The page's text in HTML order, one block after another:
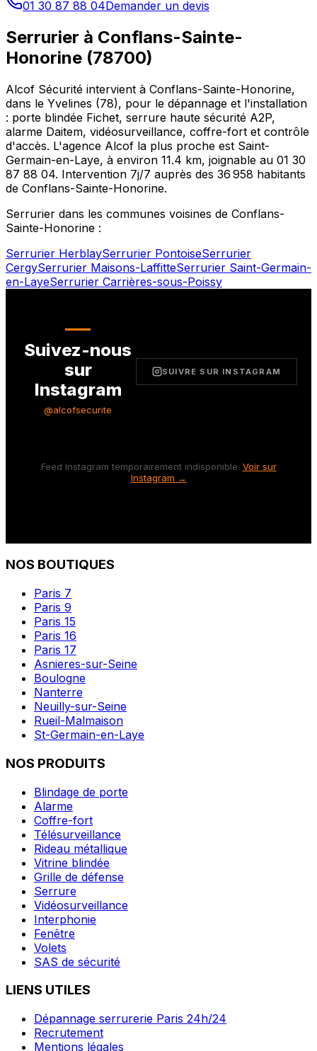
01 30 87 88 04Demander un devis
Serrurier à Conflans-Sainte-
Honorine (78700)
Alcof Sécurité intervient à Conflans-Sainte-Honorine,
dans le Yvelines (78), pour le dépannage et l'installation
: porte blindée Fichet, serrure haute sécurité A2P,
alarme Daitem, vidéosurveillance, coffre-fort et contrôle
d'accès. L'agence Alcof la plus proche est Saint-
Germain-en-Laye, à environ 11.4 km, joignable au 01 30
87 88 04. Intervention 7j/7 auprès des 36 958 habitants
de Conflans-Sainte-Honorine.
Serrurier dans les communes voisines de Conflans-
Sainte-Honorine :
Serrurier HerblaySerrurier PontoiseSerrurier
CergySerrurier Maisons-LaffitteSerrurier Saint-Germain-
en-LayeSerrurier Carrières-sous-Poissy
Suivez-nous
sur
Instagram
@alcofsecurite
SUIVRE SUR INSTAGRAM
Feed Instagram temporairement indisponible. Voir sur
Instagram →
NOS BOUTIQUES
Paris 7
Paris 9
Paris 15
Paris 16
Paris 17
Asnieres-sur-Seine
Boulogne
Nanterre
Neuilly-sur-Seine
Rueil-Malmaison
St-Germain-en-Laye
NOS PRODUITS
Blindage de porte
Alarme
Coffre-fort
Télésurveillance
Rideau métallique
Vitrine blindée
Grille de défense
Serrure
Vidéosurveillance
Interphonie
Fenêtre
Volets
SAS de sécurité
LIENS UTILES
Dépannage serrurerie Paris 24h/24
Recrutement
Mentions légales